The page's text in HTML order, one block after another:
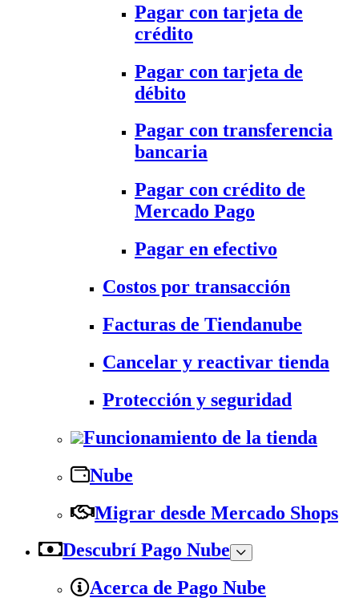
Pagar con tarjeta de
crédito
Pagar con tarjeta de
débito
Pagar con transferencia
bancaria
Pagar con crédito de
Mercado Pago
Pagar en efectivo
Costos por transacción
Facturas de Tiendanube
Cancelar y reactivar tienda
Protección y seguridad
Funcionamiento de la tienda
Nube
Migrar desde Mercado Shops
Descubrí Pago Nube
Acerca de Pago Nube